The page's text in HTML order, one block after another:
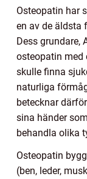
Osteopatin har
en av de äldsta
Dess grundare,
osteopatin med
skulle finna
naturliga
betecknar
sina händer
behandla olika
Osteopatin
(ben, leder,